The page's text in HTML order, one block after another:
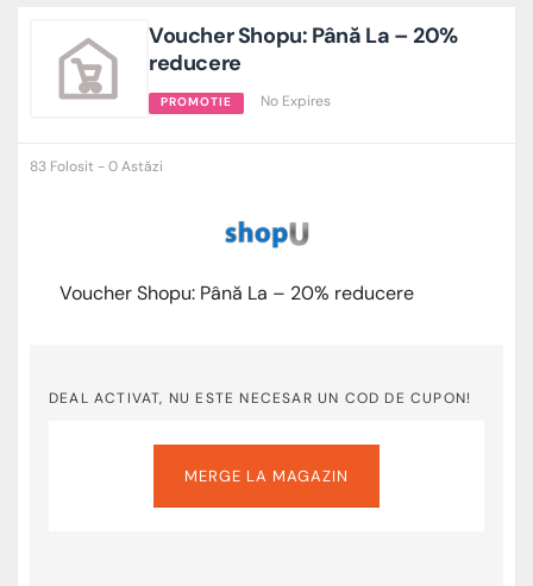
Voucher Shopu: Până La – 20%
reducere
PROMOTIE No Expires
83 Folosit - 0 Astăzi
Voucher Shopu: Până La – 20% reducere
DEAL ACTIVAT, NU ESTE NECESAR UN COD DE CUPON!
MERGE LA MAGAZIN